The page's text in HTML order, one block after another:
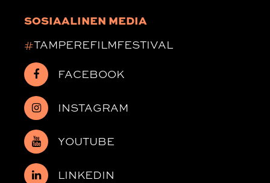
SOSIAALINEN MEDIA
#TAMPEREFILMFESTIVAL
FACEBOOK
INSTAGRAM
YOUTUBE
LINKEDIN